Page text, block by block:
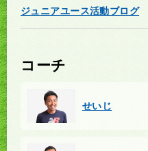
ジュニアユース活動ブログ
コーチ
せいじ